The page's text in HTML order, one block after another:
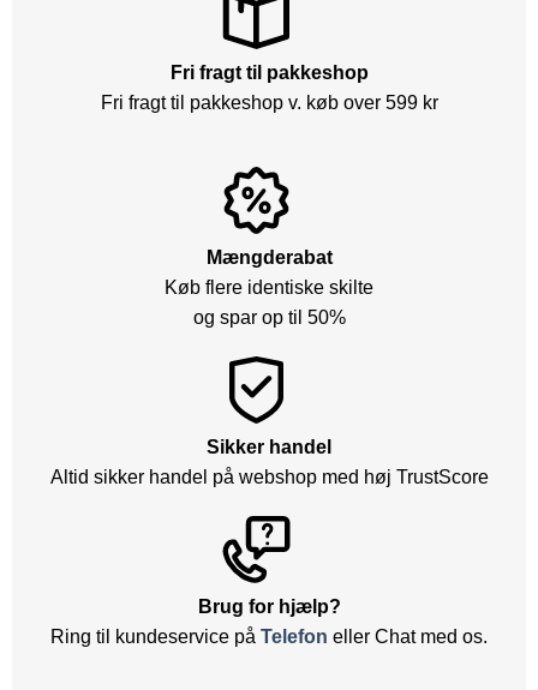
Fri fragt til pakkeshop
Fri fragt til pakkeshop v. køb over 599 kr
Mængderabat
Køb flere identiske skilte
og spar op til 50%
Sikker handel
Altid sikker handel på webshop med høj TrustScore
Brug for hjælp?
Ring til kundeservice på Telefon eller Chat med os.